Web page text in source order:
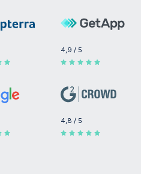
4,9 / 5
4,8 / 5